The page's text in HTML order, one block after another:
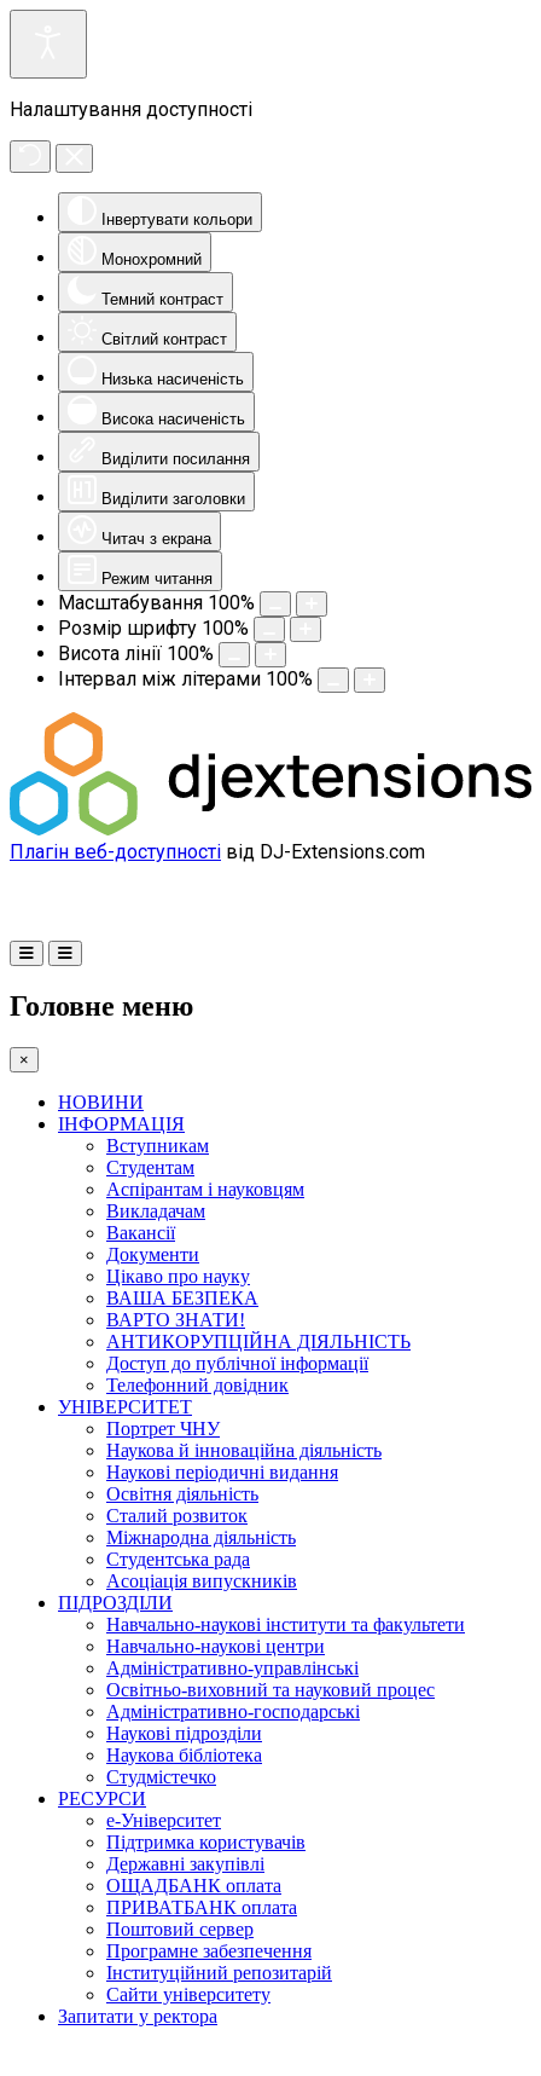
Налаштування доступності
Інвертувати кольори
Монохромний
Темний контраст
Світлий контраст
Низька насиченість
Висока насиченість
Виділити посилання
Виділити заголовки
Читач з екрана
Режим читання
Масштабування 100%
Розмір шрифту 100%
Висота лінії 100%
Інтервал між літерами 100%
Плагін веб-доступності від DJ-Extensions.com
Головне меню
×
НОВИНИ
ІНФОРМАЦІЯ
Вступникам
Студентам
Аспірантам і науковцям
Викладачам
Вакансії
Документи
Цікаво про науку
ВАША БЕЗПЕКА
ВАРТО ЗНАТИ!
АНТИКОРУПЦІЙНА ДІЯЛЬНІСТЬ
Доступ до публічної інформації
Телефонний довідник
УНІВЕРСИТЕТ
Портрет ЧНУ
Наукова й інноваційна діяльність
Наукові періодичні видання
Освітня діяльність
Сталий розвиток
Міжнародна діяльність
Студентська рада
Асоціація випускників
ПІДРОЗДІЛИ
Навчально-наукові інститути та факультети
Навчально-наукові центри
Адміністративно-управлінські
Освітньо-виховний та науковий процес
Адміністративно-господарські
Наукові підрозділи
Наукова бібліотека
Студмістечко
РЕСУРСИ
е-Університет
Підтримка користувачів
Державні закупівлі
ОЩАДБАНК оплата
ПРИВАТБАНК оплата
Поштовий сервер
Програмне забезпечення
Інституційний репозитарій
Сайти університету
Запитати у ректора